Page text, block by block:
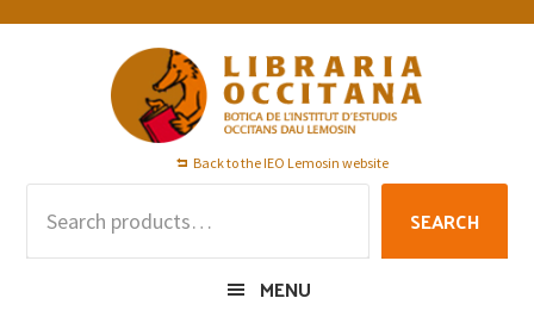
Skip
Skip
Skip
Back to the IEO Lemosin website
SEARCH
MENU